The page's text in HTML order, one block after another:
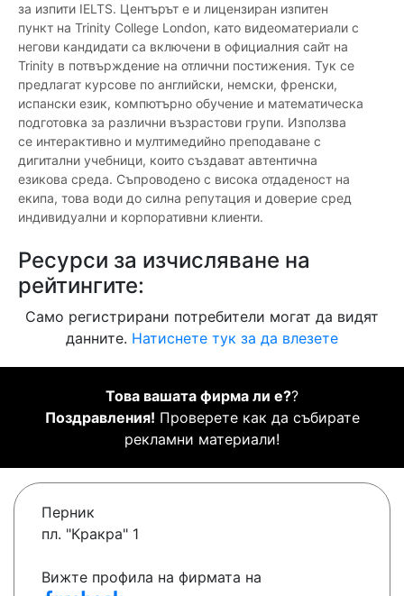
за изпити IELTS. Центърът е и лицензиран изпитен
пункт на Trinity College London, като видеоматериали с
негови кандидати са включени в официалния сайт на
Trinity в потвърждение на отлични постижения. Тук се
предлагат курсове по английски, немски, френски,
испански език, компютърно обучение и математическа
подготовка за различни възрастови групи. Използва
се интерактивно и мултимедийно преподаване с
дигитални учебници, които създават автентична
езикова среда. Съпроводено с висока отдаденост на
екипа, това води до силна репутация и доверие сред
индивидуални и корпоративни клиенти.
Ресурси за изчисляване на
рейтингите:
Само регистрирани потребители могат да видят
данните. Натиснете тук за да влезете
Това вашата фирма ли е??
Поздравления! Проверете как да събирате
рекламни материали!
Перник
пл. "Кракра" 1
Вижте профила на фирмата на